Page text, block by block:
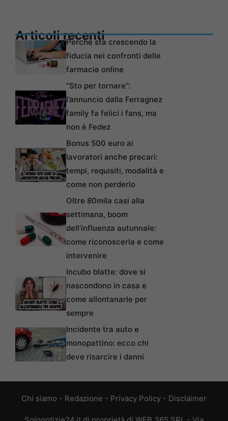
Articoli recentiPerché sta crescendo la
fiducia nei confronti delle
farmacie online
“Sto per tornare”:
l’annuncio dalla Ferragnez
family fa felici i fans, ma
non è Fedez
Bonus 500 euro ai
lavoratori anche precari:
tempi, requisiti, modalità e
come non perderlo
Oltre 80mila casi alla
settimana, boom
dell’influenza autunnale:
come riconoscerla e come
intervenire
Incubo blatte: dove si
nascondono in casa e
come allontanarle per
sempre
Incidente tra auto e
monopattino: ecco chi
deve risarcire i danni
Chi siamo - Redazione - Privacy Policy - Disclaimer